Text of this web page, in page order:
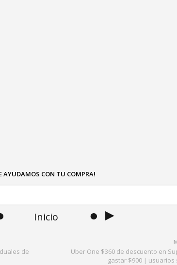
AYUDAMOS CON TU COMPRA!
Inicio ● ►
Uber One $360 de descuento en
gastar $900 | usuarios
de